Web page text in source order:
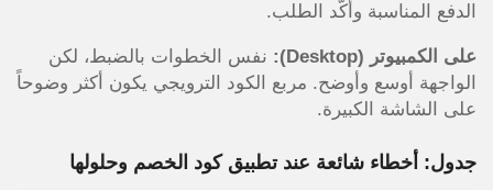
الدفع المناسبة وأكّد الطلب.
على الكمبيوتر (Desktop):
نفس الخطوات بالضبط، لكن
الواجهة أوسع وأوضح. مربع الكود الترويجي يكون أكثر وضوحاً
على الشاشة الكبيرة.
جدول: أخطاء شائعة عند تطبيق كود الخصم وحلولها